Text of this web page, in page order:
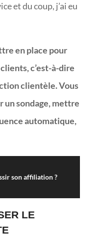
et du coup, j’ai eu
en place pour
c’est-à-dire
clientèle. Vous
un sondage, mettre
automatique,
son affiliation ?
LE